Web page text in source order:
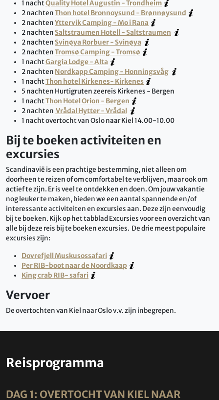
1 nachtQuality Hotel Augustin - Trondheim
2 nachtenThon hotel Bronnoysund - Brønnøysund
2 nachtenYttervik Camping - Mo i Rana
2 nachtenSaltstraumen Hotell - Saltstraumen
2 nachtenSvinøya Rorbuer - Svinøya
2 nachtenTromsø Camping - Tromsø
1 nachtGargia Lodge - Alta
2 nachten Nordkapp Camping - Honningsvåg
1 nachtThon hotel Kirkenes- Kirkenes
5 nachten Hurtigruten zeereis Kirkenes - Bergen
1 nachtThon Hotel Orion - Bergen
2 nachten Vrådal Hytter - Vrådal
1 nacht overtocht van Oslo naar Kiel 14.00-10.00
Bij te boeken activiteiten en
excursies
Scandinavië is een prachtige bestemming, niet alleen om
doorheen te reizen of om comfortabel te verblijven, maar ook om
actief te zijn. Er is veel te ontdekken en doen. Om jouw vakantie
nog leuker te maken, bieden we een aantal spannende en/of
interessante activiteiten en excursies aan. Deze zijn eenvoudig
bij te boeken. Kijk op het tabblad Excursies voor een overzicht van
alle bij deze reis bij te boeken excursies. De drie meest populaire
excursies zijn:
Dovrefjell Muskusossafari
Per RIB-boot naar de Noordkaap
King crab RIB- safari
Vervoer
De overtochten van Kiel naar Oslo v.v. zijn inbegrepen.
Reisprogramma
DAG 1: OVERTOCHT VAN KIEL NAAR